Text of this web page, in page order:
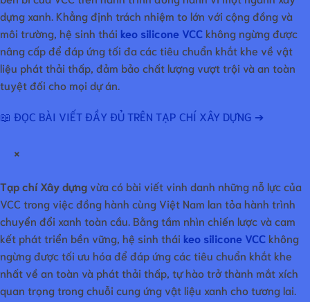
dựng xanh. Khẳng định trách nhiệm to lớn với cộng đồng và
môi trường, hệ sinh thái keo silicone VCC không ngừng được
nâng cấp để đáp ứng tối đa các tiêu chuẩn khắt khe về vật
liệu phát thải thấp, đảm bảo chất lượng vượt trội và an toàn
tuyệt đối cho mọi dự án.
📖 ĐỌC BÀI VIẾT ĐẦY ĐỦ TRÊN TẠP CHÍ XÂY DỰNG ➔
×
Tạp chí Xây dựngvừa có bài viết vinh danh những nỗ lực của
VCC trong việc đồng hành cùng Việt Nam lan tỏa hành trình
chuyển đổi xanh toàn cầu. Bằng tầm nhìn chiến lược và cam
kết phát triển bền vững, hệ sinh thái keo silicone VCC không
ngừng được tối ưu hóa để đáp ứng các tiêu chuẩn khắt khe
nhất về an toàn và phát thải thấp, tự hào trở thành mắt xích
quan trọng trong chuỗi cung ứng vật liệu xanh cho tương lai.